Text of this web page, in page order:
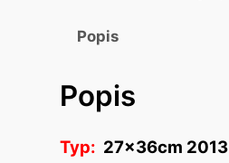
t
š
Popis
Popis
Typ: 27x36cm 2013